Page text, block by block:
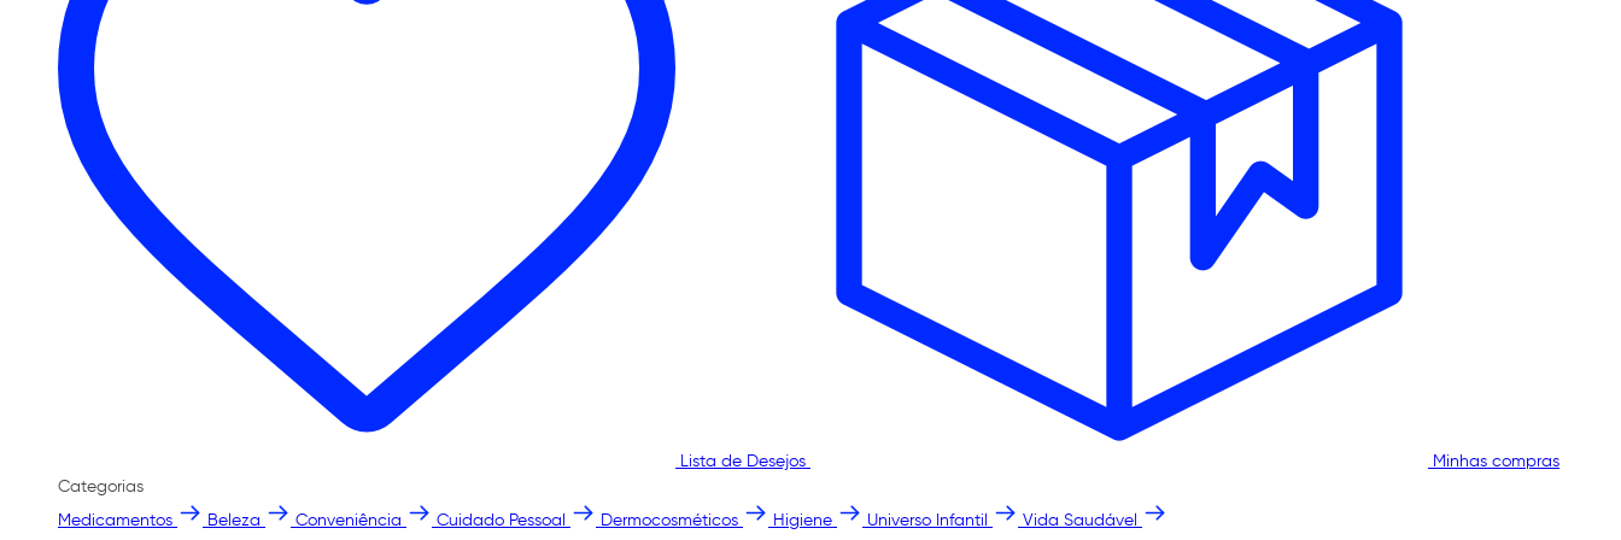
Lista de Desejos
Minhas compras
Categorias
Medicamentos
Beleza Conveniência Cuidado Pessoal Dermocosméticos Higiene Universo Infantil Vida Saudável